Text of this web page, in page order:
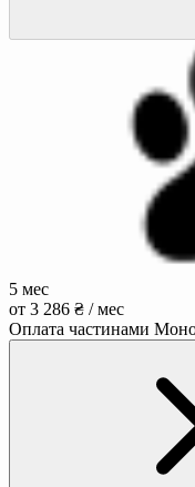
5 мес
от 3 286 ₴ / мес
Оплата частинами